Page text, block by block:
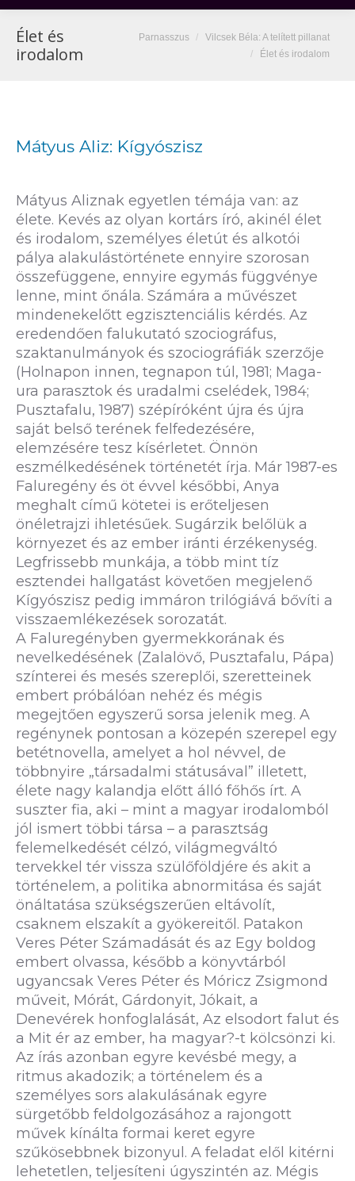
Élet és
irodalom
You are here:
Parnasszus
Vilcsek Béla: A telített pillanat
Élet és irodalom
Mátyus Aliz: Kígyószisz
Mátyus Aliznak egyetlen témája van: az
élete. Kevés az olyan kortárs író, akinél élet
és irodalom, személyes életút és alkotói
pálya alakulástörténete ennyire szorosan
összefüggene, ennyire egymás függvénye
lenne, mint őnála. Számára a művészet
mindenekelőtt egzisztenciális kérdés. Az
eredendően falukutató szociográfus,
szaktanulmányok és szociográfiák szerzője
(Holnapon innen, tegnapon túl, 1981; Maga-
ura parasztok és uradalmi cselédek, 1984;
Pusztafalu, 1987) szépíróként újra és újra
saját belső terének felfedezésére,
elemzésére tesz kísérletet. Önnön
eszmélkedésének történetét írja. Már 1987-es
Faluregény és öt évvel későbbi, Anya
meghalt című kötetei is erőteljesen
önéletrajzi ihletésűek. Sugárzik belőlük a
környezet és az ember iránti érzékenység.
Legfrissebb munkája, a több mint tíz
esztendei hallgatást követően megjelenő
Kígyószisz pedig immáron trilógiává bővíti a
visszaemlékezések sorozatát.
A Faluregényben gyermekkorának és
nevelkedésének (Zalalövő, Pusztafalu, Pápa)
színterei és mesés szereplői, szeretteinek
embert próbálóan nehéz és mégis
megejtően egyszerű sorsa jelenik meg. A
regénynek pontosan a közepén szerepel egy
betétnovella, amelyet a hol névvel, de
többnyire „társadalmi státusával” illetett,
élete nagy kalandja előtt álló főhős írt. A
suszter fia, aki – mint a magyar irodalomból
jól ismert többi társa – a parasztság
felemelkedését célzó, világmegváltó
tervekkel tér vissza szülőföldjére és akit a
történelem, a politika abnormitása és saját
önáltatása szükségszerűen eltávolít,
csaknem elszakít a gyökereitől. Patakon
Veres Péter Számadását és az Egy boldog
embert olvassa, később a könyvtárból
ugyancsak Veres Péter és Móricz Zsigmond
műveit, Mórát, Gárdonyit, Jókait, a
Denevérek honfoglalását, Az elsodort falut és
a Mit ér az ember, ha magyar?-t kölcsönzi ki.
Az írás azonban egyre kevésbé megy, a
ritmus akadozik; a történelem és a
személyes sors alakulásának egyre
sürgetőbb feldolgozásához a rajongott
művek kínálta formai keret egyre
szűkösebbnek bizonyul. A feladat elől kitérni
lehetetlen, teljesíteni úgyszintén az. Mégis